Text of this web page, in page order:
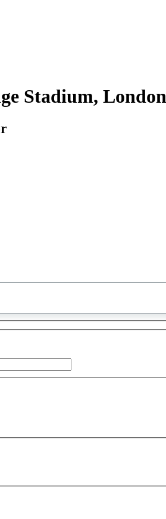
Stadium, London
sugestão
encontrada